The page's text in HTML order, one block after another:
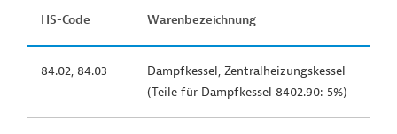
HS-Code Warenbezeichnung
84.02, 84.03
Dampfkessel, Zentralheizungskessel
(Teile für Dampfkessel 8402.90: 5%)